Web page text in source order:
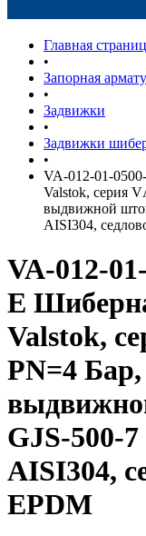
Главная
•
Запорная
•
Задвижки
•
Задвижки
•
VA-012-01-
Valstok, серия
выдвижной
AISI304,
VA-012-
E
Valstok,
PN=4
GJS-500-
AISI304,
EPDM